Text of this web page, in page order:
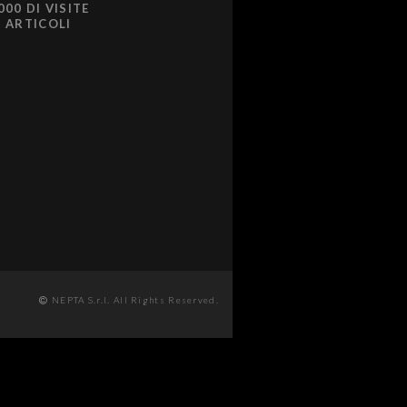
DI VISITE
ARTICOLI
NEPTA S.r.l. All Rights Reserved.